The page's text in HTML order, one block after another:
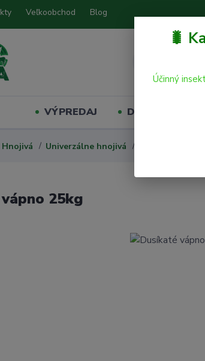
Veľkoobchod Blog
VÝPREDAJ Domáci
Hnojivá Univerzálne hnojivá
25kg
🐛
Účinný